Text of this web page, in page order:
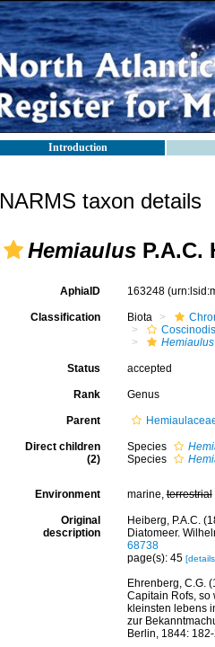
Introduction
NARMS taxon details
Hemiaulus P.A.C.
AphiaID 163248
Classification Biota
Hemiaulus
Status accepted
Rank Genus
Parent
Direct children
(2)
Species
Species
Environment marine,terrestrial
Original
description
Heiberg, P.A.C.
Diatomeer.
68738
page(s): 45
Ehrenberg, C.G.
Capitain Rofs, so
kleinsten lebens
zur
Berlin, 1844: